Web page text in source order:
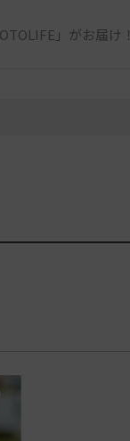
」がお届け！